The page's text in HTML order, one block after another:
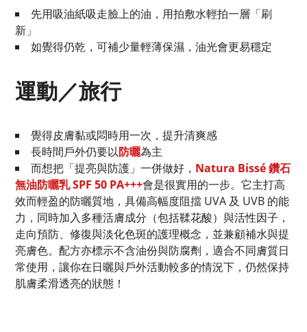
先用吸油紙吸走臉上的油，用拍敷水輕拍一層「刷
新」
如覺得仍乾，可補少量輕薄保濕，油光會更易穩定
運動／旅行
覺得皮膚黏或悶時用一次，提升清爽感
長時間戶外仍要以防曬為主
而想把「提亮與防護」一併做好， Natura Bissé 鑽石
無油防曬乳 SPF 50 PA+++會是很實用的一步。它主打高
效而輕盈的防曬質地，具備高幅度阻擋 UVA 及 UVB 的能
力，同時加入多種活膚成分（包括鞣花酸）與活性因子，
走向預防、修復與淡化色斑的護理概念，並兼顧補水與提
亮膚色。配方亦標示不含油份與防腐劑，適合不同膚質日
常使用，讓你在日曬與戶外活動較多的情況下，仍然保持
肌膚柔滑透亮的狀態！